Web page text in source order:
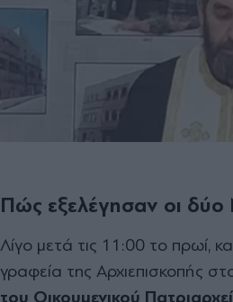
Πώς εξελέγησαν οι δύο
Λίγο μετά τις 11:00 το πρωί,
γραφεία της Αρχιεπισκοπής
του Οικουμενικού